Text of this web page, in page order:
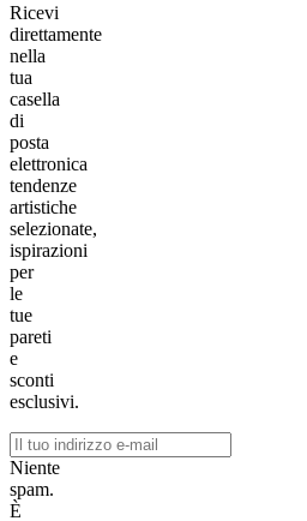
Ricevi
direttamente
nella
tua
casella
di
posta
elettronica
tendenze
artistiche
selezionate,
ispirazioni
per
le
tue
pareti
e
sconti
esclusivi.
Niente
spam.
È